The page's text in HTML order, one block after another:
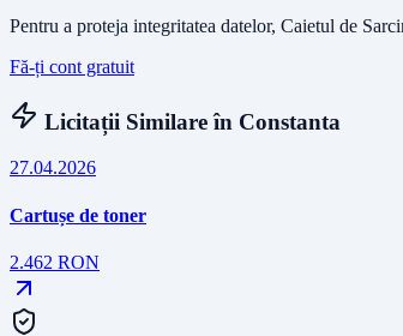
Pentru a proteja integritatea datelor, Caietul de
Fă-ți cont gratuit
Licitații Similare în Constanta
27.04.2026
Cartușe de toner
2.462 RON